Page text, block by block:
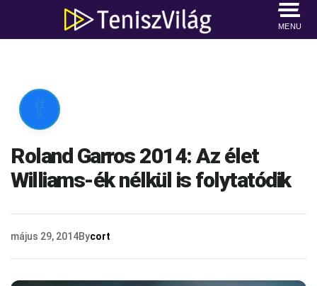
MENU

Roland Garros 2014: Az élet
Williams-ék nélkül is folytatódik
május 29, 2014Bycort